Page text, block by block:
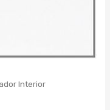
Interior